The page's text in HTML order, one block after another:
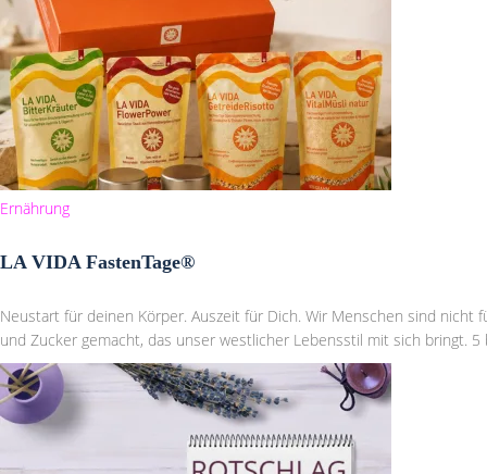
Ernährung
LA VIDA FastenTage®
Neustart für deinen Körper. Auszeit für Dich. Wir Menschen sind nicht
und Zucker gemacht, das unser westlicher Lebensstil mit sich bringt.